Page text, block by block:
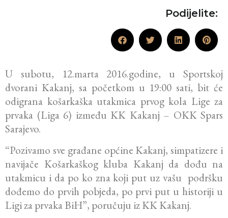
Podijelite:
U subotu, 12.marta 2016.godine, u Sportskoj
dvorani Kakanj, sa početkom u 19:00 sati, bit će
odigrana košarkaška utakmica prvog kola Lige za
prvaka (Liga 6) između KK Kakanj – OKK Spars
Sarajevo.
“Pozivamo sve građane općine Kakanj, simpatizere i
navijače Košarkaškog kluba Kakanj da dođu na
utakmicu i da po ko zna koji put uz vašu podršku
dođemo do prvih pobjeda, po prvi put u historiji u
Ligi za prvaka BiH”, poručuju iz KK Kakanj.